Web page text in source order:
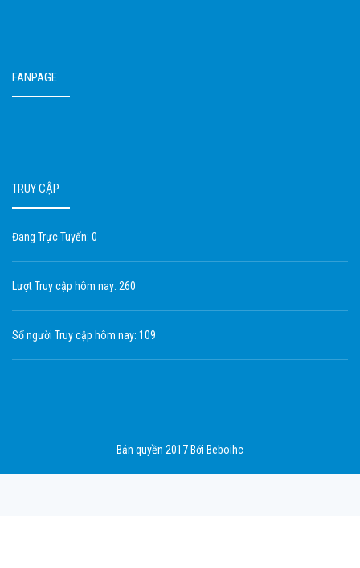
FANPAGE
TRUY CẬP
Đang Trực Tuyến: 0
Lượt Truy cập hôm nay: 260
Số người Truy cập hôm nay: 109
Bản quyền 2017 Bới Beboihc